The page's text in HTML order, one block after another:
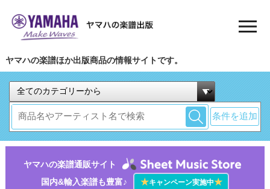
ヤマハの楽譜ほか出版商品の情報サイトです。
条件を追加
ヤマハの楽譜通販サイト
国内&輸入楽譜も豊富♪
★キャンペーン実施中★